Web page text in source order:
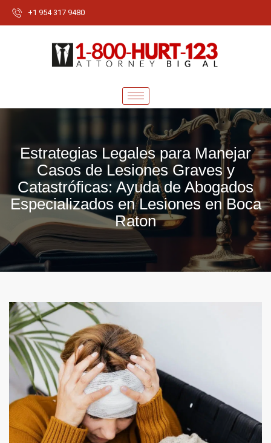
+1 954 317 9480
Estrategias Legales para Manejar
Casos de Lesiones Graves y
Catastróficas: Ayuda de Abogados
Especializados en Lesiones en Boca
Raton